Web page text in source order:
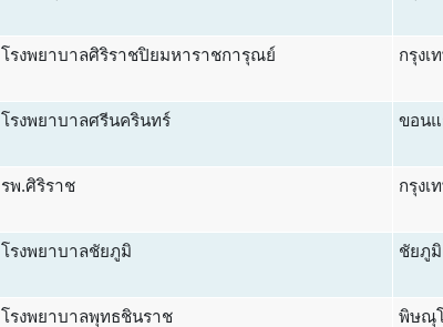
โรงพยาบาลศิริราชปิยมหาราชการุณย์ กรุงเ
โรงพยาบาลศรีนครินทร์ ขอน
รพ.ศิริราช กรุงเ
โรงพยาบาลชัยภูมิ ชัยภูมิ
โรงพยาบาลพุทธชินราช พิษณุ